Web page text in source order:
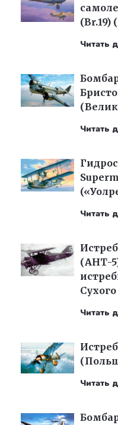
Читать
Читать
Читать
(АНТ-
Сухого
Читать
Читать